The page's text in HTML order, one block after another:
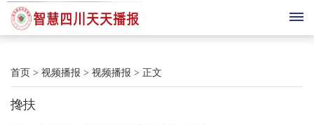
首
首页 > 视频播报 > 视频播报 > 正文
搀扶